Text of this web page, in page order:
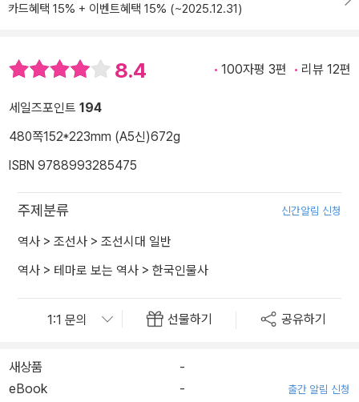
카드혜택 15% + 이벤트혜택 15% (~2025.12.31)
8.4 100자평 3편 리뷰 12편
세일즈포인트 194
480쪽152*223mm (A5신)672g
ISBN 9788993285475
주제분류 신간알림 신청
역사 > 조선사 > 조선시대 일반
역사 > 테마로 보는 역사 > 한국인물사
선물하기 공유하기
새상품
-
eBook
- 출간 알림 신청